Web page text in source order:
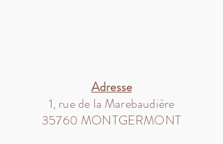
Adresse
1, rue de la Marebaudière
35760 MONTGERMONT